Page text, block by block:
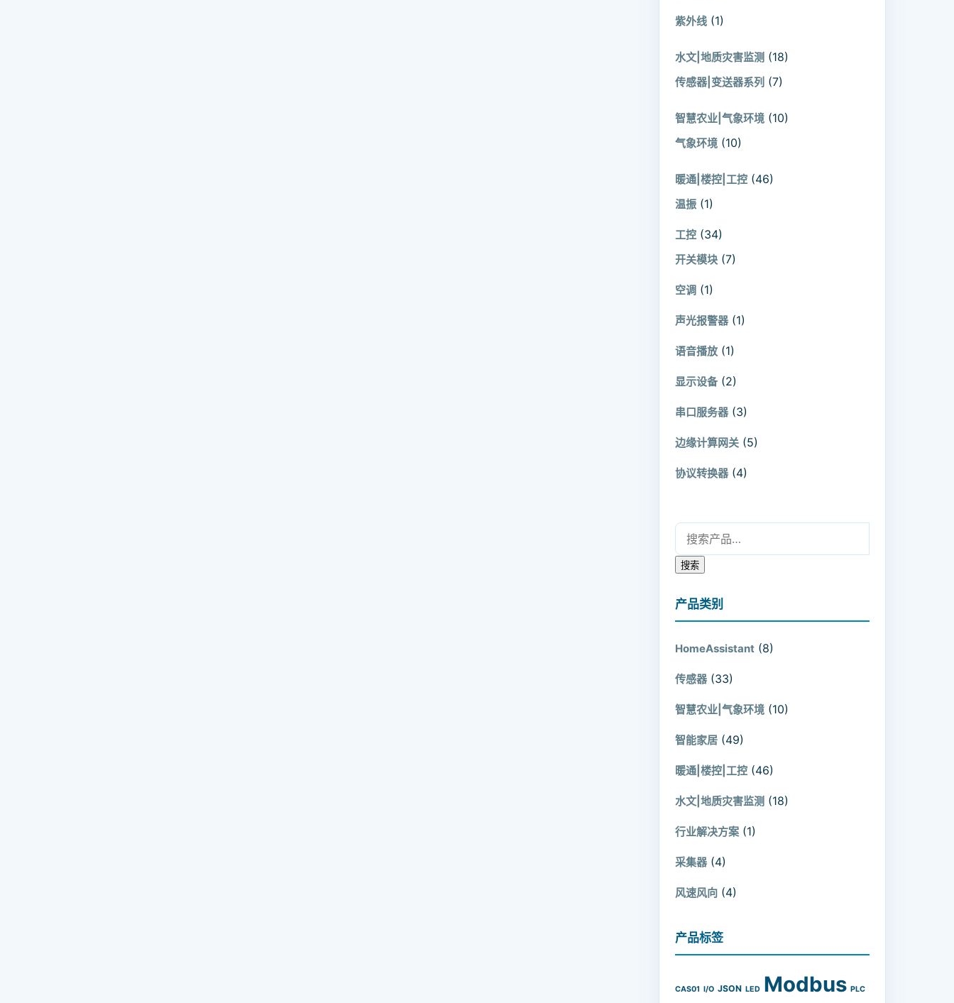
紫外线 (1)
水文|地质灾害监测 (18)
传感器|变送器系列 (7)
智慧农业|气象环境 (10)
气象环境 (10)
暖通|楼控|工控 (46)
温振 (1)
工控 (34)
开关模块 (7)
空调 (1)
声光报警器 (1)
语音播放 (1)
显示设备 (2)
串口服务器 (3)
边缘计算网关 (5)
协议转换器 (4)
搜索：
搜索
产品类别
HomeAssistant (8)
传感器 (33)
智慧农业|气象环境 (10)
智能家居 (49)
暖通|楼控|工控 (46)
水文|地质灾害监测 (18)
行业解决方案 (1)
采集器 (4)
风速风向 (4)
产品标签
CAS01 I/O JSON LED Modbus PLC